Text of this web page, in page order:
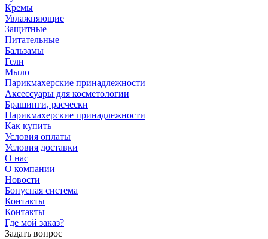
Кремы
Увлажняющие
Защитные
Питательные
Бальзамы
Гели
Мыло
Парикмахерские принадлежности
Аксессуары для косметологии
Брашинги, расчески
Парикмахерские принадлежности
Как купить
Условия оплаты
Условия доставки
О нас
О компании
Новости
Бонусная система
Контакты
Контакты
Где мой заказ?
Задать вопрос